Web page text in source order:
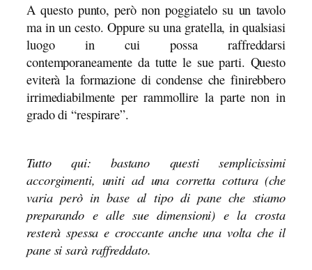
A questo punto, però non poggiatelo su un tavolo
ma in un cesto. Oppure su una gratella, in qualsiasi
luogo in cui possa raffreddarsi
contemporaneamente da tutte le sue parti. Questo
eviterà la formazione di condense che finirebbero
irrimediabilmente per rammollire la parte non in
grado di “respirare”.
Tutto qui: bastano questi semplicissimi
accorgimenti, uniti ad una corretta cottura (che
varia però in base al tipo di pane che stiamo
preparando e alle sue dimensioni) e la crosta
resterà spessa e croccante anche una volta che il
pane si sarà raffreddato.